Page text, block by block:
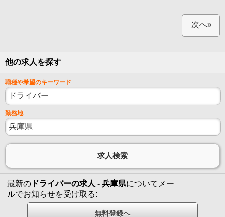
次へ»
他の求人を探す
職種や希望のキーワード
勤務地
最新の ドライバーの求人 - 兵庫県についてメー
ルでお知らせを受け取る: